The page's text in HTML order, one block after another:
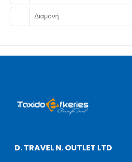
Διαμονή
D. TRAVEL N. OUTLET LTD